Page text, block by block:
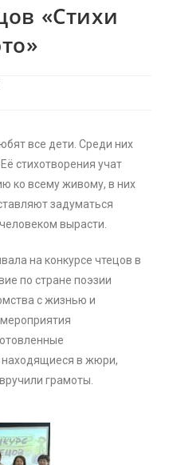
«Стихи
все дети. Среди них
стихотворения учат
ко всему живому, в них
задуматься
вырасти.
на конкурсе чтецов в
по стране поэзии
с жизнью и
находящиеся в жюри,
грамоты.